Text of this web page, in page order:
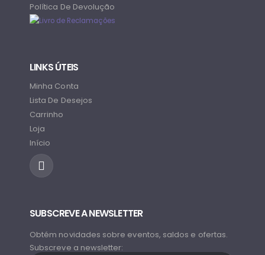
Política De Devolução
LINKS ÚTEIS
Minha Conta
Lista De Desejos
Carrinho
Loja
Início
SUBSCREVE A NEWSLETTER
Obtém novidades sobre eventos, saldos e ofertas.
Subscreve a newsletter: